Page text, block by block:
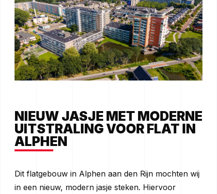
NIEUW JASJE MET MODERNE
UITSTRALING VOOR FLAT IN
ALPHEN
Dit flatgebouw in Alphen aan den Rijn mochten wij
in een nieuw, modern jasje steken. Hiervoor